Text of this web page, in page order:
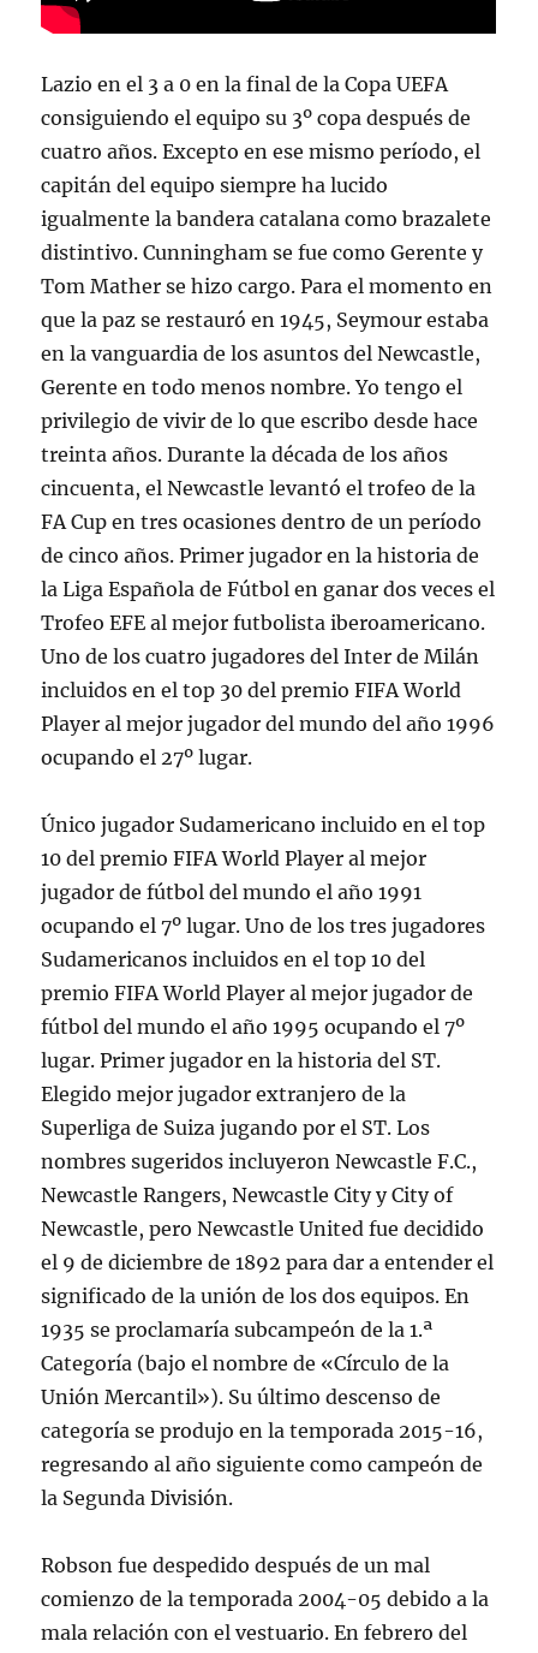
Lazio en el 3 a 0 en la final de la Copa UEFA
consiguiendo el equipo su 3º copa después de
cuatro años. Excepto en ese mismo período, el
capitán del equipo siempre ha lucido
igualmente la bandera catalana como brazalete
distintivo. Cunningham se fue como Gerente y
Tom Mather se hizo cargo. Para el momento en
que la paz se restauró en 1945, Seymour estaba
en la vanguardia de los asuntos del Newcastle,
Gerente en todo menos nombre. Yo tengo el
privilegio de vivir de lo que escribo desde hace
treinta años. Durante la década de los años
cincuenta, el Newcastle levantó el trofeo de la
FA Cup en tres ocasiones dentro de un período
de cinco años. Primer jugador en la historia de
la Liga Española de Fútbol en ganar dos veces el
Trofeo EFE al mejor futbolista iberoamericano.
Uno de los cuatro jugadores del Inter de Milán
incluidos en el top 30 del premio FIFA World
Player al mejor jugador del mundo del año 1996
ocupando el 27º lugar.
Único jugador Sudamericano incluido en el top
10 del premio FIFA World Player al mejor
jugador de fútbol del mundo el año 1991
ocupando el 7º lugar. Uno de los tres jugadores
Sudamericanos incluidos en el top 10 del
premio FIFA World Player al mejor jugador de
fútbol del mundo el año 1995 ocupando el 7º
lugar. Primer jugador en la historia del ST.
Elegido mejor jugador extranjero de la
Superliga de Suiza jugando por el ST. Los
nombres sugeridos incluyeron Newcastle F.C.,
Newcastle Rangers, Newcastle City y City of
Newcastle, pero Newcastle United fue decidido
el 9 de diciembre de 1892 para dar a entender el
significado de la unión de los dos equipos. En
1935 se proclamaría subcampeón de la 1.ª
Categoría (bajo el nombre de «Círculo de la
Unión Mercantil»). Su último descenso de
categoría se produjo en la temporada 2015-16,
regresando al año siguiente como campeón de
la Segunda División.
Robson fue despedido después de un mal
comienzo de la temporada 2004-05 debido a la
mala relación con el vestuario. En febrero del